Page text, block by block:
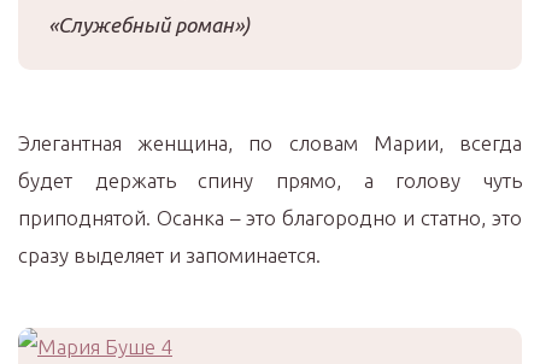
«Служебный роман»)
Элегантная женщина, по словам Марии, всегда
будет держать спину прямо, а голову чуть
приподнятой. Осанка – это благородно и статно, это
сразу выделяет и запоминается.